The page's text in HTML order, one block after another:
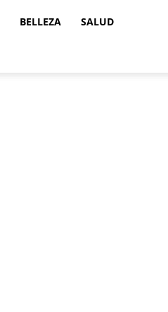
BELLEZA SALUD